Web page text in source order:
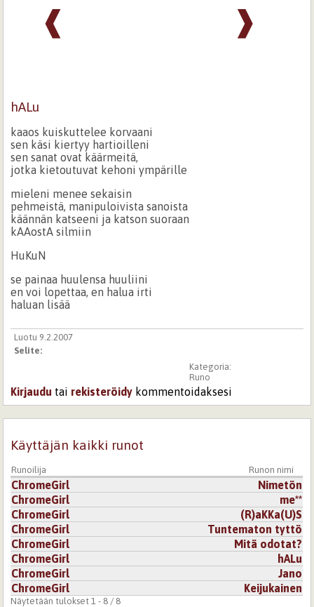
❱
❰
hALu
kaaos kuiskuttelee korvaani
sen käsi kiertyy hartioilleni
sen sanat ovat käärmeitä,
jotka kietoutuvat kehoni ympärille
mieleni menee sekaisin
pehmeistä, manipuloivista sanoista
käännän katseeni ja katson suoraan
kAAostA silmiin
HuKuN
se painaa huulensa huuliini
en voi lopettaa, en halua irti
haluan lisää
Luotu 9.2.2007
Selite:
Kategoria:
Runo
Kirjaudu tai rekisteröidy kommentoidaksesi
Käyttäjän kaikki runot
Runoilija Runon nimi
ChromeGirl
Nimetön
ChromeGirl
me**
ChromeGirl
(R)aKKa(U)S
ChromeGirl
Tuntematon tyttö
ChromeGirl
Mitä odotat?
ChromeGirl
hALu
ChromeGirl
Jano
ChromeGirl
Keijukainen
Näytetään tulokset 1 - 8 / 8